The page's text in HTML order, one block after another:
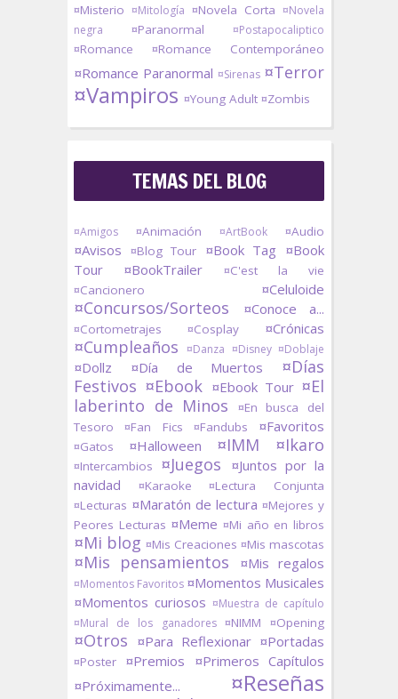
¤Misterio ¤Mitología ¤Novela Corta ¤Novela
negra
¤Paranormal ¤Postapocaliptico
¤Romance ¤Romance Contemporáneo
¤Romance Paranormal ¤Sirenas ¤Terror
¤Vampiros ¤Young Adult ¤Zombis
TEMAS DEL BLOG
¤Amigos ¤Animación ¤ArtBook ¤Audio
¤Avisos ¤Blog Tour ¤Book Tag ¤Book
Tour
¤BookTrailer
¤C'est la vie
¤Cancionero
¤Celuloide
¤Concursos/Sorteos ¤Conoce a...
¤Cortometrajes ¤Cosplay ¤Crónicas
¤Cumpleaños ¤Danza ¤Disney ¤Doblaje
¤Dollz ¤Día de Muertos
¤Días
Festivos ¤Ebook ¤Ebook Tour ¤El
laberinto de Minos
¤En busca del
Tesoro
¤Fan Fics ¤Fandubs ¤Favoritos
¤Gatos ¤Halloween ¤IMM ¤Ikaro
¤Intercambios ¤Juegos
¤Juntos por la
navidad
¤Karaoke
¤Lectura Conjunta
¤Lecturas ¤Maratón de lectura ¤Mejores y
Peores Lecturas ¤Meme ¤Mi año en libros
¤Mi blog ¤Mis Creaciones ¤Mis mascotas
¤Mis pensamientos ¤Mis regalos
¤Momentos Favoritos ¤Momentos Musicales
¤Momentos curiosos ¤Muestra de capítulo
¤Mural de los ganadores ¤NIMM ¤Opening
¤Otros ¤Para Reflexionar ¤Portadas
¤Poster ¤Premios
¤Primeros Capítulos
¤Próximamente...
¤Reseñas